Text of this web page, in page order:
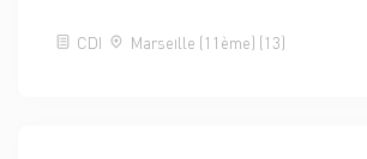
CDI Marseille (11ème) (13)